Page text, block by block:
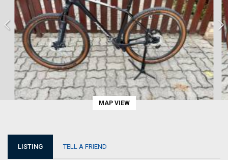
MAP VIEW
LISTING TELL A FRIEND